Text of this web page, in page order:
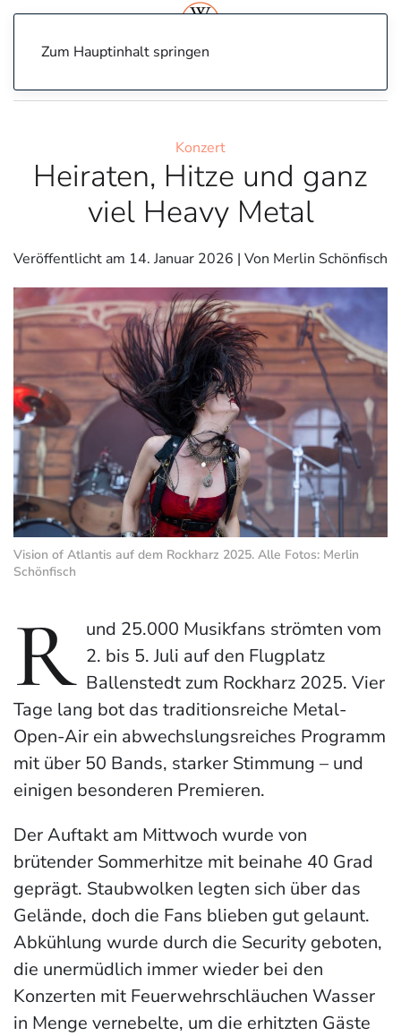
Zum Hauptinhalt springen
Konzert
Heiraten, Hitze und ganz
viel Heavy Metal
Veröffentlicht am 14. Januar 2026 | Von Merlin Schönfisch
Vision of Atlantis auf dem Rockharz 2025. Alle Fotos: Merlin
Schönfisch
R und 25.000 Musikfans strömten vom
2. bis 5. Juli auf den Flugplatz
Ballenstedt zum Rockharz 2025. Vier
Tage lang bot das traditionsreiche Metal-
Open-Air ein abwechslungsreiches Programm
mit über 50 Bands, starker Stimmung – und
einigen besonderen Premieren.
Der Auftakt am Mittwoch wurde von
brütender Sommerhitze mit beinahe 40 Grad
geprägt. Staubwolken legten sich über das
Gelände, doch die Fans blieben gut gelaunt.
Abkühlung wurde durch die Security geboten,
die unermüdlich immer wieder bei den
Konzerten mit Feuerwehrschläuchen Wasser
in Menge vernebelte, um die erhitzten Gäste